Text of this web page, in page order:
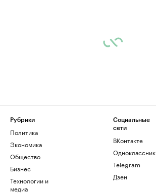
Рубрики
Политика
Экономика
Общество
Бизнес
Технологии и
медиа
Социальные
сети
ВКонтакте
Telegram
Дзен